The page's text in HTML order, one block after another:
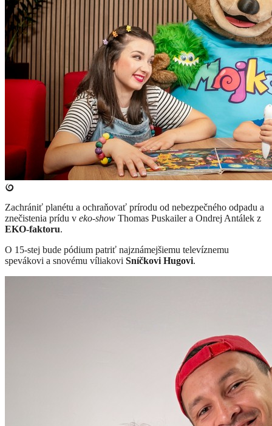
​Zachrániť planétu a ochraňovať prírodu od nebezpečného odpadu a
znečistenia prídu v eko-show Thomas Puskailer a Ondrej Antálek z
EKO-faktoru.
O 15-stej bude pódium patriť najznámejšiemu televíznemu
spevákovi a snovému víliakovi Sníčkovi Hugovi.